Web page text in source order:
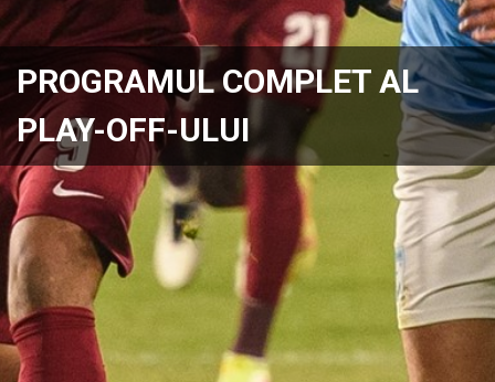
PROGRAMUL COMPLET AL
PLAY-OFF-ULUI